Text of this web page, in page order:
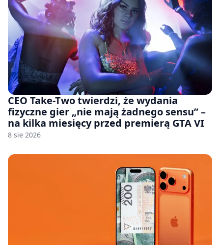
CEO Take-Two twierdzi, że wydania
fizyczne gier „nie mają żadnego sensu” –
na kilka miesięcy przed premierą GTA VI
8 sie 2026